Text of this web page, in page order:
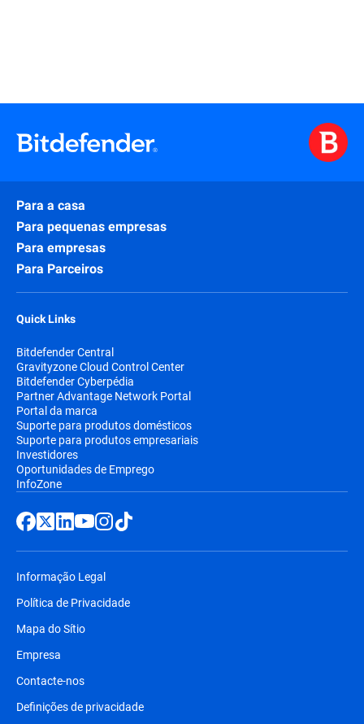
Para a casa
Para pequenas empresas
Para empresas
Para Parceiros
Quick Links
Bitdefender Central
Gravityzone Cloud Control Center
Bitdefender Cyberpédia
Partner Advantage Network Portal
Portal da marca
Suporte para produtos domésticos
Suporte para produtos empresariais
Investidores
Oportunidades de Emprego
InfoZone
Informação Legal
Política de Privacidade
Mapa do Sítio
Empresa
Contacte-nos
Definições de privacidade